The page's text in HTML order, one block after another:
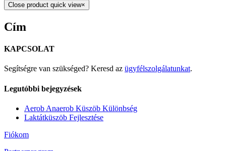
Close product quick view×
Cím
KAPCSOLAT
Segítségre van szükséged? Keresd az ügyfélszolgálatunkat.
Legutóbbi bejegyzések
Aerob Anaerob Küszöb Különbség
Laktátküszöb Fejlesztése
Fiókom